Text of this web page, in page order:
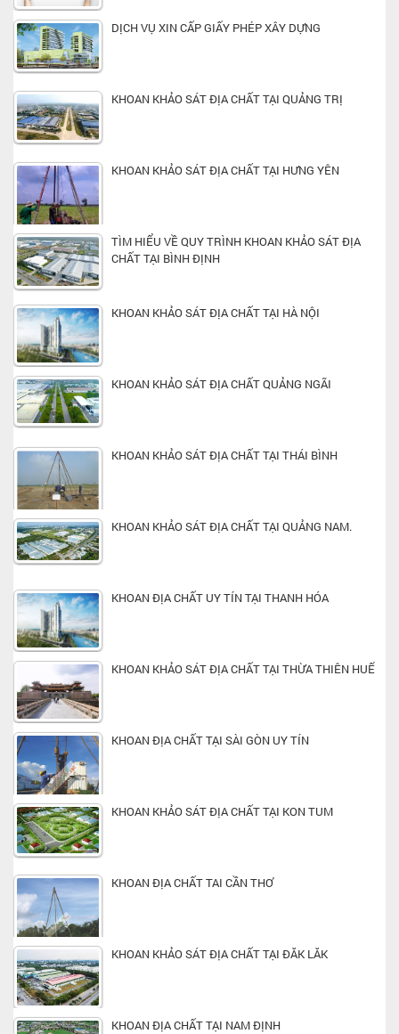
DỊCH VỤ XIN CẤP GIẤY PHÉP XÂY DỰNG
KHOAN KHẢO SÁT ĐỊA CHẤT TẠI QUẢNG TRỊ
KHOAN KHẢO SÁT ĐỊA CHẤT TẠI HƯNG YÊN
TÌM HIỂU VỀ QUY TRÌNH KHOAN KHẢO SÁT ĐỊA
CHẤT TẠI BÌNH ĐỊNH
KHOAN KHẢO SÁT ĐỊA CHẤT TẠI HÀ NỘI
KHOAN KHẢO SÁT ĐỊA CHẤT QUẢNG NGÃI
KHOAN KHẢO SÁT ĐỊA CHẤT TẠI THÁI BÌNH
KHOAN KHẢO SÁT ĐỊA CHẤT TẠI QUẢNG NAM.
KHOAN ĐỊA CHẤT UY TÍN TẠI THANH HÓA
KHOAN KHẢO SÁT ĐỊA CHẤT TẠI THỪA THIÊN HUẾ
KHOAN ĐỊA CHẤT TẠI SÀI GÒN UY TÍN
KHOAN KHẢO SÁT ĐỊA CHẤT TẠI KON TUM
KHOAN ĐỊA CHẤT TAI CẦN THƠ
KHOAN KHẢO SÁT ĐỊA CHẤT TẠI ĐĂK LĂK
KHOAN ĐỊA CHẤT TẠI NAM ĐỊNH